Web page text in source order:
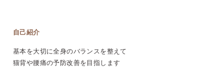
自己紹介
基本を大切に全身のバランスを整えて
猫背や腰痛の予防改善を目指します